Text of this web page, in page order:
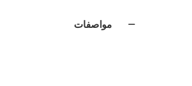
مواصفات